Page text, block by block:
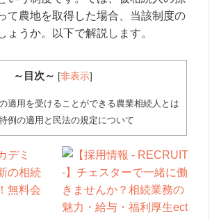
て農地を取得した場合、当該制度の
ょうか。以下で解説します。
～目次～ [非表示]
適用を受けることができる農業相続人とは
例の適用と民法の規定について